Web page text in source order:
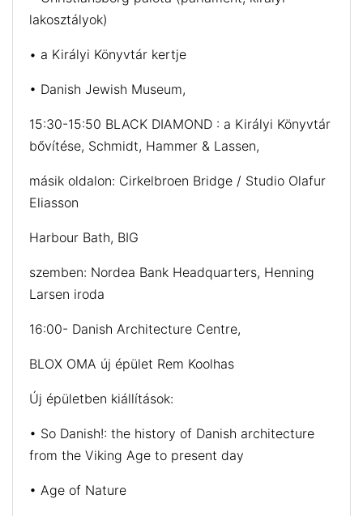
lakosztályok)
• a Királyi Könyvtár kertje
• Danish Jewish Museum,
15:30-15:50 BLACK DIAMOND : a Királyi Könyvtár
bővítése, Schmidt, Hammer & Lassen,
másik oldalon: Cirkelbroen Bridge / Studio Olafur
Eliasson
Harbour Bath, BIG
szemben: Nordea Bank Headquarters, Henning
Larsen iroda
16:00- Danish Architecture Centre,
BLOX OMA új épület Rem Koolhas
Új épületben kiállítások:
• So Danish!: the history of Danish architecture
from the Viking Age to present day
• Age of Nature